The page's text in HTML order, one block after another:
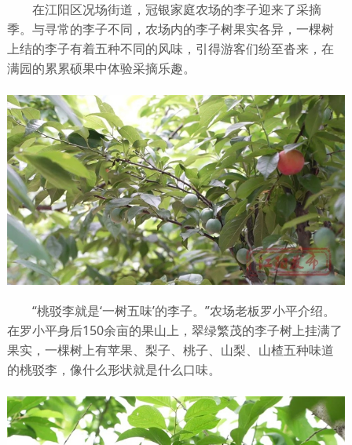
在江阳区况场街道，冠银家庭农场的李子迎来了采摘
季。与寻常的李子不同，农场内的李子树果实各异，一棵树
上结的李子有着五种不同的风味，引得游客们纷至沓来，在
满园的累累硕果中体验采摘乐趣。
“桃驳李就是‘一树五味’的李子。”农场老板罗小平介绍。
在罗小平身后150余亩的果山上，翠绿繁茂的李子树上挂满了
果实，一棵树上有苹果、梨子、桃子、山梨、山楂五种味道
的桃驳李，像什么形状就是什么口味。